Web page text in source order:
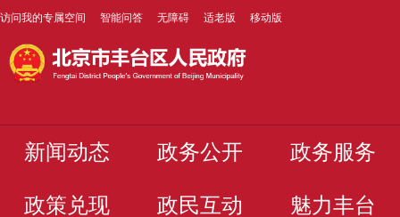
访问我的专属空间 智能问答 无障碍 适老版 移动版
新闻动态 政务公开 政务服务
政策兑现 政民互动 魅力丰台